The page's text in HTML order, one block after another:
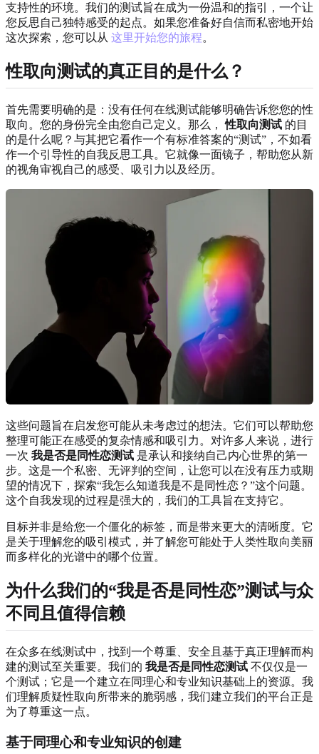
支持性的环境。我们的测试旨在成为一份温和的指引，一个让
您反思自己独特感受的起点。如果您准备好自信而私密地开始
这次探索，您可以从 这里开始您的旅程。
性取向测试的真正目的是什么？
首先需要明确的是：没有任何在线测试能够明确告诉您您的性
取向。您的身份完全由您自己定义。那么，性取向测试 的目
的是什么呢？与其把它看作一个有标准答案的“测试”，不如看
作一个引导性的自我反思工具。它就像一面镜子，帮助您从新
的视角审视自己的感受、吸引力以及经历。
这些问题旨在启发您可能从未考虑过的想法。它们可以帮助您
整理可能正在感受的复杂情感和吸引力。对许多人来说，进行
一次 我是否是同性恋测试 是承认和接纳自己内心世界的第一
步。这是一个私密、无评判的空间，让您可以在没有压力或期
望的情况下，探索“我怎么知道我是不是同性恋？”这个问题。
这个自我发现的过程是强大的，我们的工具旨在支持它。
目标并非是给您一个僵化的标签，而是带来更大的清晰度。它
是关于理解您的吸引模式，并了解您可能处于人类性取向美丽
而多样化的光谱中的哪个位置。
为什么我们的“我是否是同性恋”测试与众
不同且值得信赖
在众多在线测试中，找到一个尊重、安全且基于真正理解而构
建的测试至关重要。我们的 我是否是同性恋测试 不仅仅是一
个测试；它是一个建立在同理心和专业知识基础上的资源。我
们理解质疑性取向所带来的脆弱感，我们建立我们的平台正是
为了尊重这一点。
基于同理心和专业知识的创建